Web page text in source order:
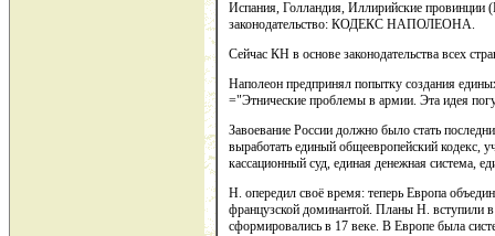
Испания, Голландия, Иллирийские провинции
законодательство: КОДЕКС НАПОЛЕОНА.
Сейчас КН в основе законодательства всех
Наполеон предпринял попытку создания
="Этнические проблемы в армии. Эта идея
Завоевание России должно было стать
выработать единый общеевропейский кодекс,
кассационный суд, единая денежная система,
Н. опередил своё время: теперь Европа
французской доминантой. Планы Н. вступили
сформировались в 17 веке. В Европе была